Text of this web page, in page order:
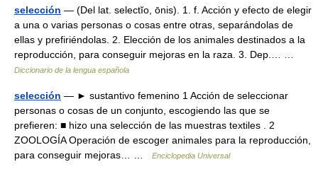
selección — (Del lat. selectĭo, ōnis). 1. f. Acción y efecto de elegir
a una o varias personas o cosas entre otras, separándolas de
ellas y prefiriéndolas. 2. Elección de los animales destinados a la
reproducción, para conseguir mejoras en la raza. 3. Dep.… …
Diccionario de la lengua española
selección — ► sustantivo femenino 1 Acción de seleccionar
personas o cosas de un conjunto, escogiendo las que se
prefieren: ■ hizo una selección de las muestras textiles . 2
ZOOLOGÍA Operación de escoger animales para la reproducción,
para conseguir mejoras… …
Enciclopedia Universal